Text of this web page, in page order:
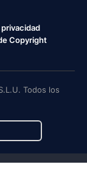
Copyright
Todos los